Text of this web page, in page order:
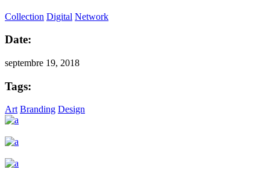
Collection Digital Network
Date:
septembre 19, 2018
Tags:
Art Branding Design